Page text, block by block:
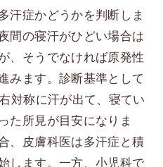
汗症かどうかを判断しま
間の寝汗がひどい場合は
、そうでなければ原発性
みます。診断基準として
対称に汗が出て、寝てい
た所見が目安になりま
、皮膚科医は多汗症と積
します。一方、小児科で